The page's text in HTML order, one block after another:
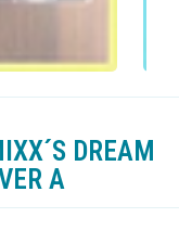
DREAM
A